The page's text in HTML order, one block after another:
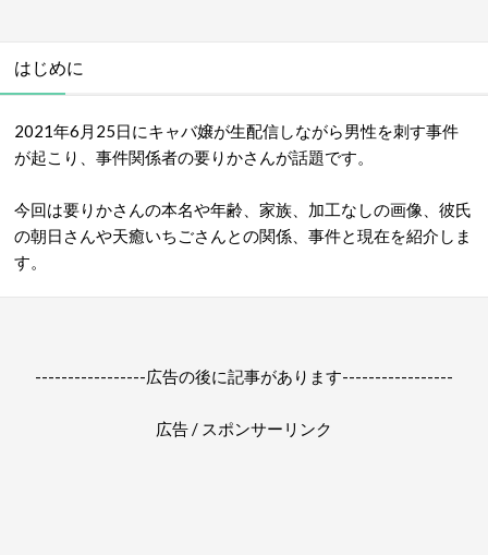
はじめに
2021年6月25日にキャバ嬢が生配信しながら男性を刺す事件
が起こり、事件関係者の要りかさんが話題です。
今回は要りかさんの本名や年齢、家族、加工なしの画像、彼氏
の朝日さんや天癒いちごさんとの関係、事件と現在を紹介しま
す。
-----------------広告の後に記事があります-----------------
広告 / スポンサーリンク